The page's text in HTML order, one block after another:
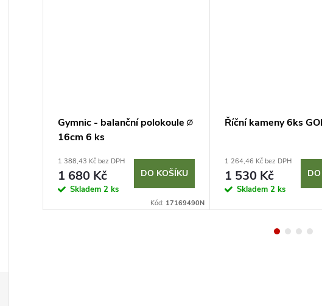
Gymnic - balanční polokoule ∅
16cm 6 ks
1 388,43 Kč bez DPH
1 680 Kč
Skladem 2 ks
DO KOŠÍKU
Kód: 17169490N
Říční kameny 6ks
1 264,46 Kč bez DPH
1 530 Kč
Skladem 2 ks